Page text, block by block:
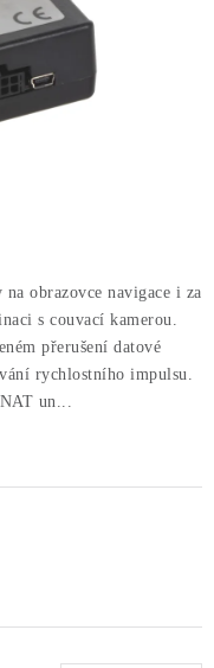
obrazovce navigace i za
s couvací kamerou.
přerušení datové
rychlostního impulsu.
un...